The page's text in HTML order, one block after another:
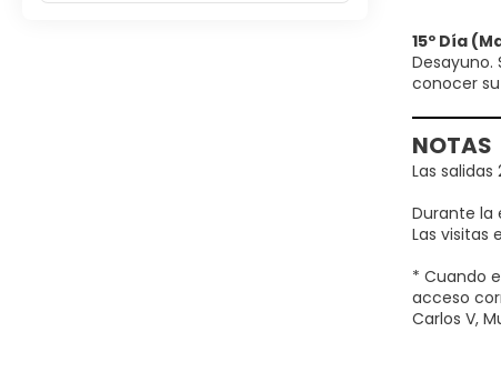
15º Día
conocer
NOTAS
Las
Durante la
Las visitas
* Cuando
acceso
Carlos V,